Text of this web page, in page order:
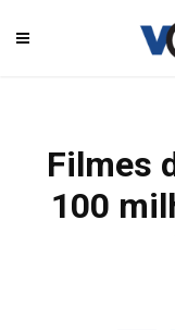
Filmes
100